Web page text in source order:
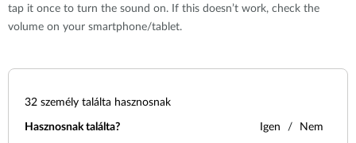
tap it once to turn the sound on. If this doesn’t work, check the
volume on your smartphone/tablet.
32 személy találta hasznosnak
Hasznosnak találta? Igen Nem